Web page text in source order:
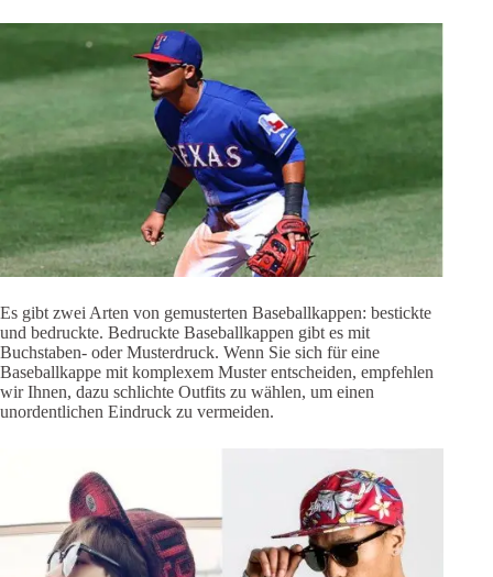
Es gibt zwei Arten von gemusterten Baseballkappen: bestickte
und bedruckte. Bedruckte Baseballkappen gibt es mit
Buchstaben- oder Musterdruck. Wenn Sie sich für eine
Baseballkappe mit komplexem Muster entscheiden, empfehlen
wir Ihnen, dazu schlichte Outfits zu wählen, um einen
unordentlichen Eindruck zu vermeiden.